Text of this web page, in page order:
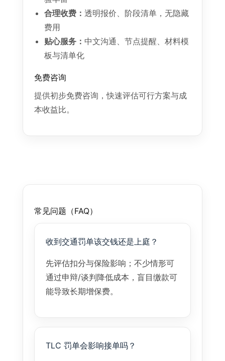
合理收费： 透明报价、阶段清单，无隐藏
费用
贴心服务： 中文沟通、节点提醒、材料模
板与清单化
免费咨询
提供初步免费咨询，快速评估可行方案与成
本收益比。
常见问题（FAQ）
收到交通罚单该交钱还是上庭？
先评估扣分与保险影响；不少情形可
通过申辩/谈判降低成本，盲目缴款可
能导致长期增保费。
TLC 罚单会影响接单吗？